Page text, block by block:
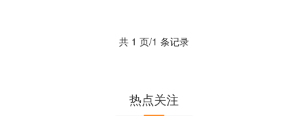
共 1 页/1 条记录
热点关注